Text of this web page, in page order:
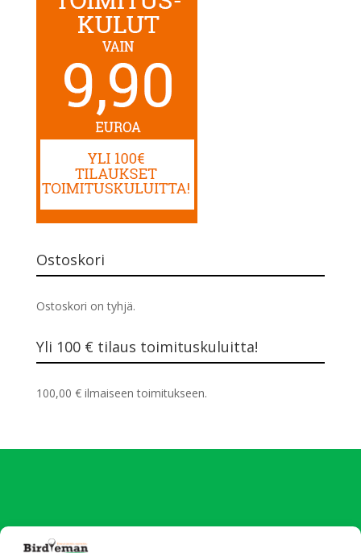
Ostoskori
Ostoskori on tyhjä.
Yli 100 € tilaus toimituskuluitta!
100,00 €ilmaiseen toimitukseen.